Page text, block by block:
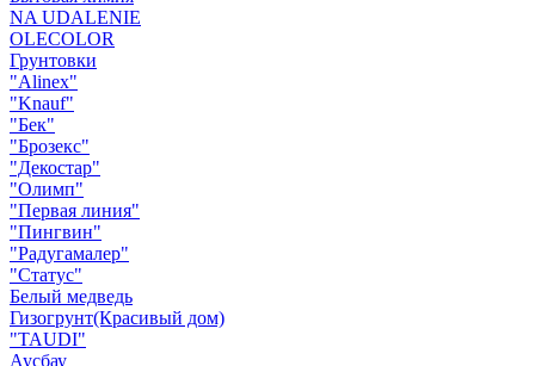
NA UDALENIE
OLECOLOR
Грунтовки
"Alinex"
"Knauf"
"Бек"
"Брозекс"
"Декостар"
"Олимп"
"Первая линия"
"Пингвин"
"Радугамалер"
"Статус"
Белый медведь
Гизогрунт(Красивый дом)
"TAUDI"
Аусбау